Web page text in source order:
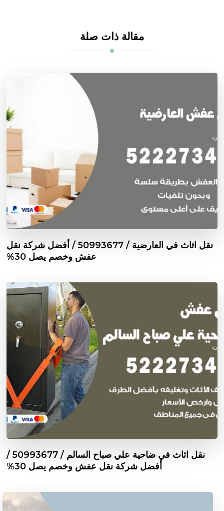
مقالة ذات صلة
نقل اثاث في العارضية / 50993677 / أفضل شركة نقل
عفش وخصم يصل 30%
نقل اثاث في ضاحية علي صباح السالم / 50993677 /
أفضل شركة نقل عفش وخصم يصل 30%